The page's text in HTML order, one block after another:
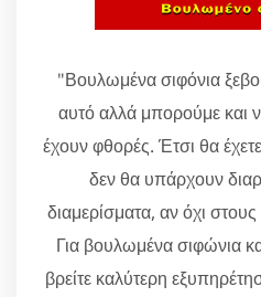
"Βουλωμένα σιφόνια
αυτό αλλά μπορούμε και
έχουν φθορές. Έτσι θα
δεν θα υπάρχουν
διαμερίσματα, αν όχι
Για βουλωμένα σιφώνια
βρείτε καλύτερη